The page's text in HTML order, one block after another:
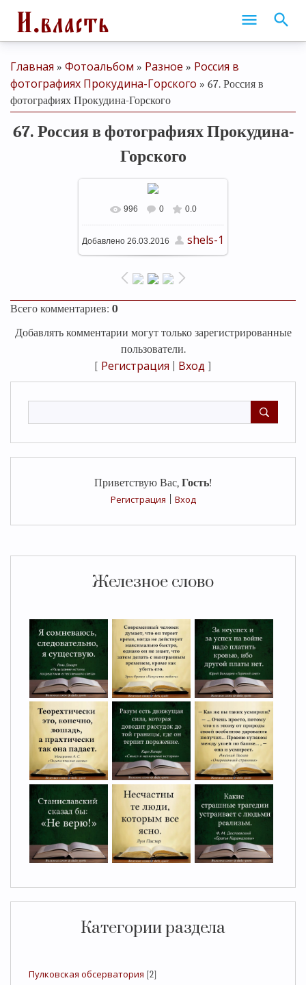
Приветствую Вас, Гость!
Регистрация
Вход
Железное слово
Категории раздела
Пулковская обсерватория [2]
Главная » Фотоальбом » Разное » Россия в
фотографиях Прокудина-Горского » 67. Россия в
фотографиях Прокудина-Горского
67. Россия в фотографиях Прокудина-
Горского
В реальном размере 639x640
/ 135.9Kb
996 0 0.0
Добавлено 26.03.2016 shels-1
Всего комментариев: 0
Добавлять комментарии могут только зарегистрированные
пользователи.
[ Регистрация Вход ]